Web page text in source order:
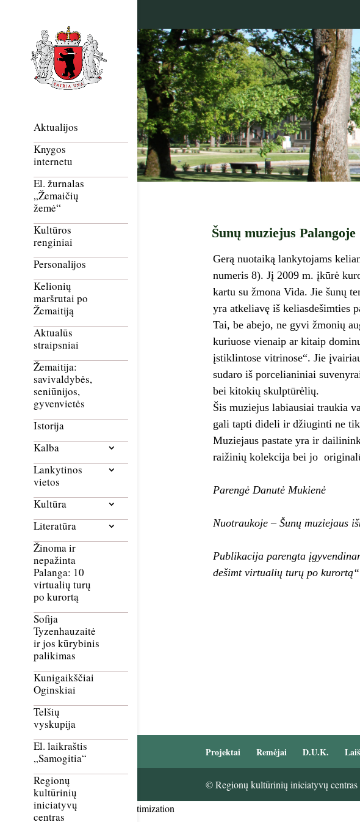
Aktualijos
Knygos
internetu
El. žurnalas
„Žemaičių
žemė“
Kultūros
renginiai
Personalijos
Kelionių
maršrutai po
Žemaitiją
Aktualūs
straipsniai
Žemaitija:
savivaldybės,
seniūnijos,
gyvenvietės
Istorija
Kalba
Lankytinos
vietos
Kultūra
Literatūra
Žinoma ir
nepažinta
Palanga: 10
virtualių turų
po kurortą
Sofija
Tyzenhauzaitė
ir jos kūrybinis
palikimas
Kunigaikščiai
Oginskiai
Telšių
vyskupija
El. laikraštis
„Samogitia“
Regionų
kultūrinių
iniciatyvų
centras
Šunų muziejus Palangoje
Gerą nuotaiką lankytojams
numeris 8). Jį 2009 m. įkūrė
kartu su žmona Vida. Jie šunų
yra atkeliavę iš keliasdešimties
Tai, be abejo, ne gyvi žmonių
kuriuose vienaip ar kitaip
įstiklintose vitrinose“. Jie
sudaro iš porcelianiniai
bei kitokių skulptūrėlių.
Šis muziejus labiausiai traukia
gali tapti dideli ir džiuginti ne
Muziejaus pastate yra ir
raižinių kolekcija bei jo
Parengė Danutė Mukienė
Nuotraukoje – Šunų muziejaus
Publikacija parengta
dešimt virtualių turų po kurortą“
Projektai Remėjai D.U.K.
© Regionų kultūrinių iniciatyvų centras
Smush Image Compression and Optimization